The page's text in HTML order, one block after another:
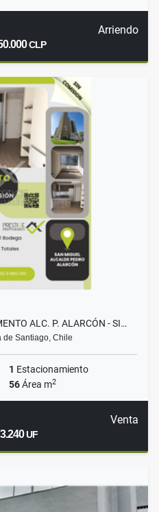
Arriendo
CLP
ALC. P. ALARCÓN - SI…
de Santiago, Chile
1 Estacionamiento
56Área m2
Venta
UF